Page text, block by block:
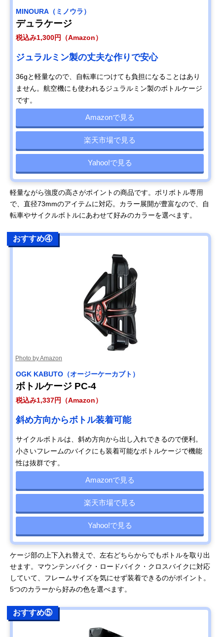
MINOURA（ミノウラ）
デュラケージ
税込み1,300円（Amazon）
ジュラルミン製の丈夫な作りで安心
36gと軽量なので、自転車につけても負担になることはあり
ません。航空機にも使われるジュラルミン製のボトルケージ
です。
Amazonで見る
楽天市場で見る
Yahoo!で見る
軽量ながら強度の高さがポイントの商品です。ポリボトル専用
で、直径73mmのアイテムに対応。カラー展開が豊富なので、自
転車やサイクルボトルにあわせて好みのカラーを選べます。
おすすめ④
Photo by Amazon
OGK KABUTO（オージーケーカブト）
ボトルケージ PC-4
税込み1,337円（Amazon）
斜め方向からボトル装着可能
サイクルボトルは、斜め方向から出し入れできるので便利。
小さいフレームのバイクにも装着可能なボトルケージで機能
性は抜群です。
Amazonで見る
楽天市場で見る
Yahoo!で見る
ケージ部の上下入れ替えで、左右どちらからでもボトルを取り出
せます。マウンテンバイク・ロードバイク・クロスバイクに対応
していて、フレームサイズを気にせず装着できるのがポイント。
5つのカラーから好みの色を選べます。
おすすめ⑤